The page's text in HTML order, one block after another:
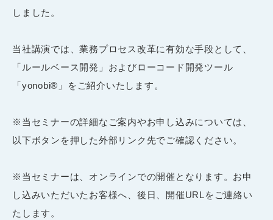
しました。
当社講演では、業務プロセス改革に有効な手段として、
「ルールベース開発」およびローコード開発ツール
「yonobi®」をご紹介いたします。
※当セミナーの詳細なご案内やお申し込みについては、
以下ボタンを押した外部リンク先でご確認ください。
※当セミナーは、オンラインでの開催となります。お申
し込みいただいたお客様へ、後日、開催URLをご連絡い
たします。